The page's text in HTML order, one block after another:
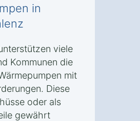
in
viele
Kommunen die
mit
Diese
oder als
gewährt